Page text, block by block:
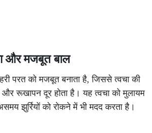
और मजबूत बाल
परत को मजबूत बनाता है, जिससे त्वचा की
और रूखापन दूर होता है। यह त्वचा को मुलायम
झुर्रियों को रोकने में भी मदद करता है।